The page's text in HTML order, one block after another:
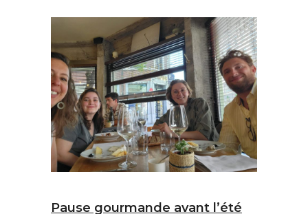
Pause gourmande avant l’été